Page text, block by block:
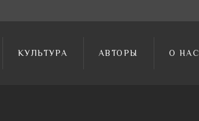
КУЛЬТУРА АВТОРЫ О НАС